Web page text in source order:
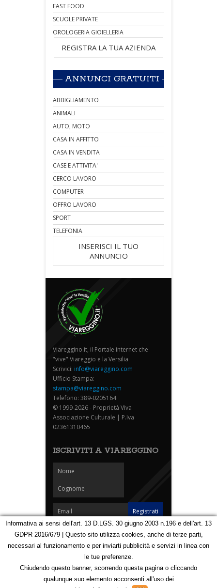
FAST FOOD
SCUOLE PRIVATE
OROLOGERIA GIOIELLERIA
REGISTRA LA TUA AZIENDA
ANNUNCI GRATUITI
ABBIGLIAMENTO
ANIMALI
AUTO, MOTO
CASA IN AFFITTO
CASA IN VENDITA
CASE E ATTIVITA'
CERCO LAVORO
COMPUTER
OFFRO LAVORO
SPORT
TELEFONIA
INSERISCI IL TUO
ANNUNCIO
Viareggino.it, il Portale internet che
"vive" Viareggio e la Versilia
Scrivici: info@viareggino.com
Ufficio Stampa:
stampa@viareggino.com
Telefono: 389-0205164
© 1999-2026 - Proprietà Viva
Associazione Culturale | P.Iva
02361310465
ISCRIVITI A VIAREGGINO
Homepage Notizie Speciali Eventi
Foto Carnevale
Mappa
Informativa ai sensi dell'art. 13 D.LGS. 30 giugno 2003 n.196 e dell'art. 13
GDPR 2016/679 | Questo sito utilizza cookies, anche di terze parti,
necessari al funzionamento e per inviarti pubblicità e servizi in linea con
le tue preferenze.
Chiudendo questo banner, scorrendo questa pagina o cliccando
qualunque suo elemento acconsenti all'uso dei